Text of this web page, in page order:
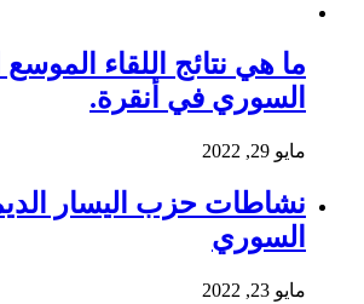
ما هي نتائج اللقاء الموسع
السوري في أنقرة.
مايو 29, 2022
نشاطات حزب اليسار
السوري
مايو 23, 2022